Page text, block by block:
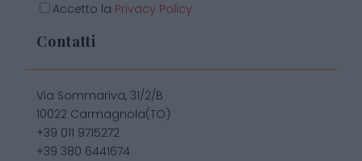
Accetto la Privacy Policy
Contatti
Via Sommariva, 31/2/B
10022 Carmagnola(TO)
+39 011 9715272
+39 380 6441674